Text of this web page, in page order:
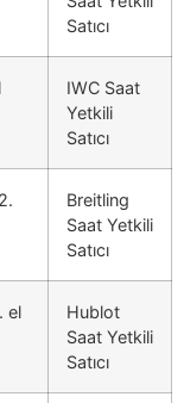
Satıcı
IWC Saat
Yetkili
Satıcı
Breitling
Saat Yetkili
Satıcı
el
Hublot
Saat Yetkili
Satıcı